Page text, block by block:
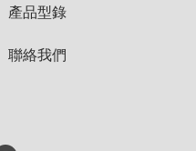
產品型錄
聯絡我們